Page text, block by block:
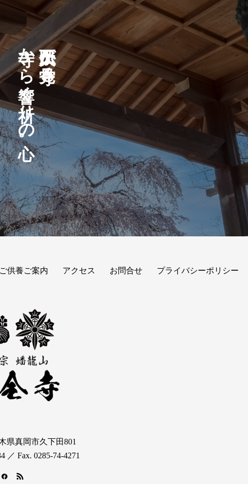
久下田大仏が見守る
寺から響く祈りの心。
ご供養ご案内 アクセス お問合せ プライバシーポリシー
県真岡市久下田801
／ Fax. 0285-74-4271